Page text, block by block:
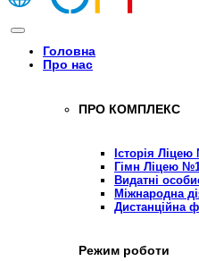
Головна
Про нас
ПРО КОМПЛЕКС
Історія
Гімн Ліцею
Видатні
Міжнародна
Дистанційна
Режим роботи